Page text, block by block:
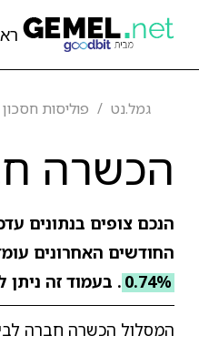
גמל.נט פוליסות חסכון
הכשרה
הנכם צופים בנתונים
החודשים האחרונים
0.74% . בעמוד זה
המסלול הכשרה חברה